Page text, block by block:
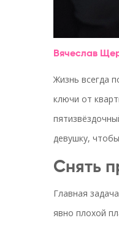
Вячеслав
Жизнь всегда
ключи от
девушку,
Снять
Главная
явно плохой